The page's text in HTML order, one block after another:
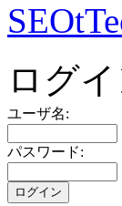
ログ
ユーザ名:
パスワード: